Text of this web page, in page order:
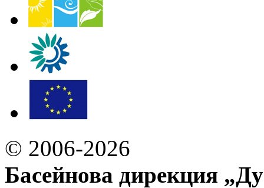
© 2006-2026
Басейнова дирекция